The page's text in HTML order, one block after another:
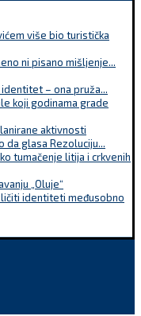
više bio turistička
ni pisano mišljenje...
– ona pruža...
koji godinama grade
aktivnosti
da glasa Rezoluciju...
tumačenje litija i crkvenih
„Oluje“
identiteti međusobno